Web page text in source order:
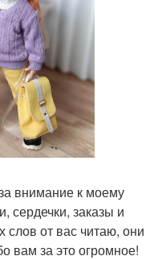
внимание к моему
сердечки, заказы и
слов от вас читаю, они
вам за это огромное!